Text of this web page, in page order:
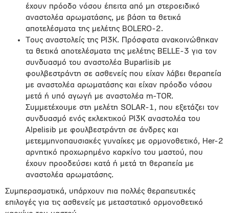
έχουν πρόοδο νόσου έπειτα από μη στεροειδικό
αναστολέα αρωματάσης, με βάση τα θετικά
αποτελέσματα της μελέτης BOLERO-2.
Τους αναστολείς της PI3K. Πρόσφατα ανακοινώθηκαν
τα θετικά αποτελέσματα της μελέτης BELLE-3 για τον
συνδυασμό του αναστολέα Buparlisib με
φουλβεστράντη σε ασθενείς που είχαν λάβει θεραπεία
με αναστολέα αρωματάσης και είχαν πρόοδο νόσου
μετά ή υπό αγωγή με αναστολέα m-TOR.
Συμμετέχουμε στη μελέτη SOLAR-1, που εξετάζει τον
συνδυασμό ενός εκλεκτικού PI3K αναστολέα του
Alpelisib με φουλβεστράντη σε άνδρες και
μετεμμηνοπαυσιακές γυναίκες με ορμονοθετικό, Her-2
αρνητικό προχωρημένο καρκίνο του μαστού, που
έχουν προοδεύσει κατά ή μετά τη θεραπεία με
αναστολέα αρωματάσης.
Συμπερασματικά, υπάρχουν πια πολλές θεραπευτικές
επιλογές για τις ασθενείς με μεταστατικό ορμονοθετικό